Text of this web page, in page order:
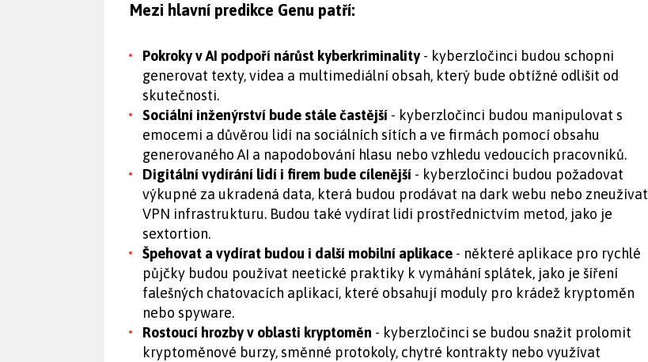
Mezi hlavní predikce Genu patří:
Pokroky v AI podpoří nárůst kyberkriminality - kyberzločinci budou schopni
generovat texty, videa a multimediální obsah, který bude obtížné odlišit od
skutečnosti.
Sociální inženýrství bude stále častější - kyberzločinci budou manipulovat s
emocemi a důvěrou lidí na sociálních sítích a ve firmách pomocí obsahu
generovaného AI a napodobování hlasu nebo vzhledu vedoucích pracovníků.
Digitální vydírání lidí i firem bude cílenější - kyberzločinci budou požadovat
výkupné za ukradená data, která budou prodávat na dark webu nebo zneužívat
VPN infrastrukturu. Budou také vydírat lidi prostřednictvím metod, jako je
sextortion.
Špehovat a vydírat budou i další mobilní aplikace - některé aplikace pro rychlé
půjčky budou používat neetické praktiky k vymáhání splátek, jako je šíření
falešných chatovacích aplikací, které obsahují moduly pro krádež kryptoměn
nebo spyware.
Rostoucí hrozby v oblasti kryptoměn - kyberzločinci se budou snažit prolomit
kryptoměnové burzy, směnné protokoly, chytré kontrakty nebo využívat